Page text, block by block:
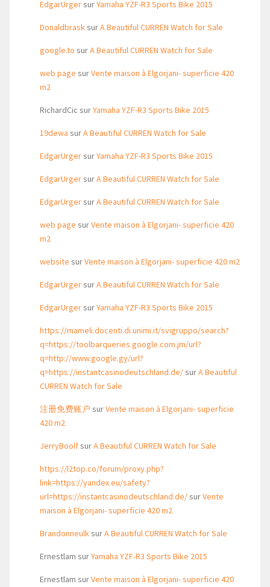
EdgarUrgersurYamaha YZF-R3 Sports Bike 2015
DonaldbrasksurA Beautiful CURREN Watch for Sale
google.to surA Beautiful CURREN Watch for Sale
web page surVente maison à Elgorjani- superficie 420
m2
RichardCic surYamaha YZF-R3 Sports Bike 2015
19dewa surA Beautiful CURREN Watch for Sale
EdgarUrgersurYamaha YZF-R3 Sports Bike 2015
EdgarUrgersurA Beautiful CURREN Watch for Sale
EdgarUrgersurA Beautiful CURREN Watch for Sale
web page surVente maison à Elgorjani- superficie 420
m2
website surVente maison à Elgorjani- superficie 420 m2
EdgarUrgersurA Beautiful CURREN Watch for Sale
EdgarUrgersurYamaha YZF-R3 Sports Bike 2015
https://mameli.docenti.di.unimi.it/svigruppo/search?
q=https://toolbarqueries.google.com.jm/url?
q=http://www.google.gy/url?
q=https://instantcasinodeutschland.de/surA Beautiful
CURREN Watch for Sale
注册免费账户 surVente maison à Elgorjani- superficie
420 m2
JerryBoolfsurA Beautiful CURREN Watch for Sale
https://l2top.co/forum/proxy.php?
link=https://yandex.eu/safety?
url=https://instantcasinodeutschland.de/surVente
maison à Elgorjani- superficie 420 m2
BrandonneulksurA Beautiful CURREN Watch for Sale
Ernestlam surYamaha YZF-R3 Sports Bike 2015
Ernestlam surVente maison à Elgorjani- superficie 420